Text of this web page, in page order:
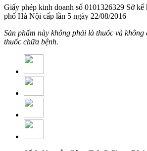
Giấy phép kinh doanh số 0101326329 Sở kế
phố Hà Nội cấp lần 5 ngày 22/08/2016
Sản phẩm này không phải là thuốc và không
thuốc chữa bệnh.